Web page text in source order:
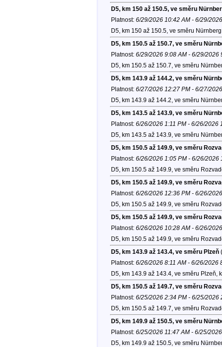
D5, km 150 až 150.5, ve směru
Platnost: 6/29/2026 10:42 AM - 6/29/
D5, km 150 až 150.5, ve směru
D5, km 150.5 až 150.7, ve směru
Platnost: 6/29/2026 9:08 AM - 6/29/2026
D5, km 150.5 až 150.7, ve směru
D5, km 143.9 až 144.2, ve směru
Platnost: 6/27/2026 12:27 PM - 6/27/
D5, km 143.9 až 144.2, ve směru
D5, km 143.5 až 143.9, ve směru
Platnost: 6/26/2026 1:11 PM - 6/26/2026
D5, km 143.5 až 143.9, ve směru
D5, km 150.5 až 149.9, ve směru
Platnost: 6/26/2026 1:05 PM - 6/26/2026
D5, km 150.5 až 149.9, ve směru
D5, km 150.5 až 149.9, ve směru
Platnost: 6/26/2026 12:36 PM - 6/26/
D5, km 150.5 až 149.9, ve směru
D5, km 150.5 až 149.9, ve směru
Platnost: 6/26/2026 10:28 AM - 6/26/
D5, km 150.5 až 149.9, ve směru
D5, km 143.9 až 143.4, ve směru Plzeň
Platnost: 6/26/2026 8:11 AM - 6/26/2026
D5, km 143.9 až 143.4, ve směru Plzeň,
D5, km 150.5 až 149.7, ve směru
Platnost: 6/25/2026 2:34 PM - 6/25/2026
D5, km 150.5 až 149.7, ve směru
D5, km 149.9 až 150.5, ve směru
Platnost: 6/25/2026 11:47 AM - 6/25/
D5, km 149.9 až 150.5, ve směru